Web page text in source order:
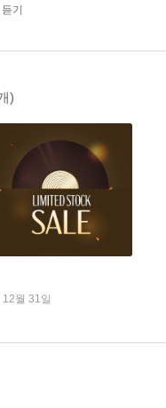
기
)
월 31일